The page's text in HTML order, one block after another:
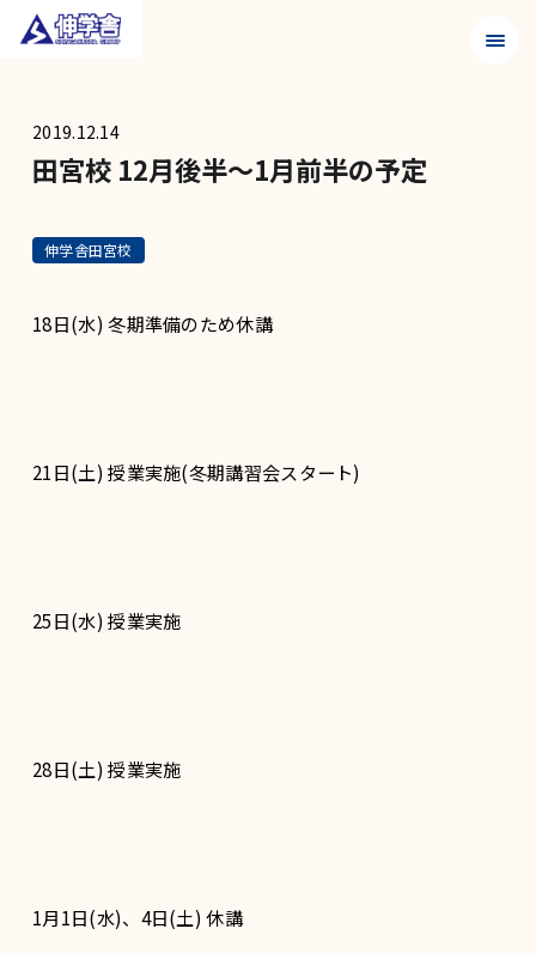
メニ
2019.12.14
田宮校 12月後半〜1月前半の予定
伸学舎田宮校
18日(水) 冬期準備のため休講
21日(土) 授業実施(冬期講習会スタート)
25日(水) 授業実施
28日(土) 授業実施
1月1日(水)、4日(土) 休講